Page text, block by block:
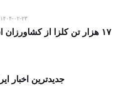
۱۴۰۴-۰۲-۲۳
۱۷ هزار تن کلزا از کشاورزان استان ایلام خریداری شد
جدیدترین اخبار